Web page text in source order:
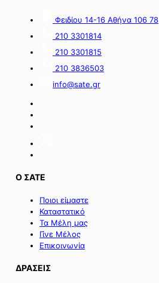
πόρους
Πράσινου
Ταμείου».
ειδικού
στήριξης
Φειδίου 14-16 Αθήνα 106 78
210 3301814
210 3301815
210 3836503
info@sate.gr
Ο ΣΑΤΕ
Ποιοι είμαστε
Καταστατικό
Τα Μέλη μας
Γίνε Μέλος
Επικοινωνία
ΔΡΑΣΕΙΣ